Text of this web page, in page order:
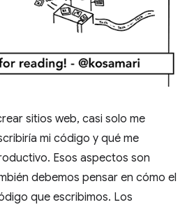
sitios web, casi solo me
mi código y qué me
Esos aspectos son
debemos pensar en cómo el
que escribimos. Los